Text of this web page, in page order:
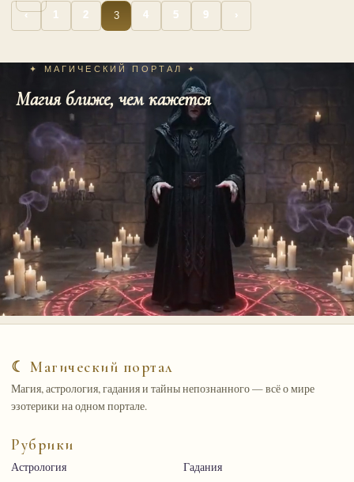
Пагинация
‹ 1 2 3 4 5 9 ›
✦ МАГИЧЕСКИЙ ПОРТАЛ ✦
Магия ближе, чем кажется
☾ Магический портал
Магия, астрология, гадания и тайны непознанного — всё о мире
эзотерики на одном портале.
Рубрики
Астрология Гадания